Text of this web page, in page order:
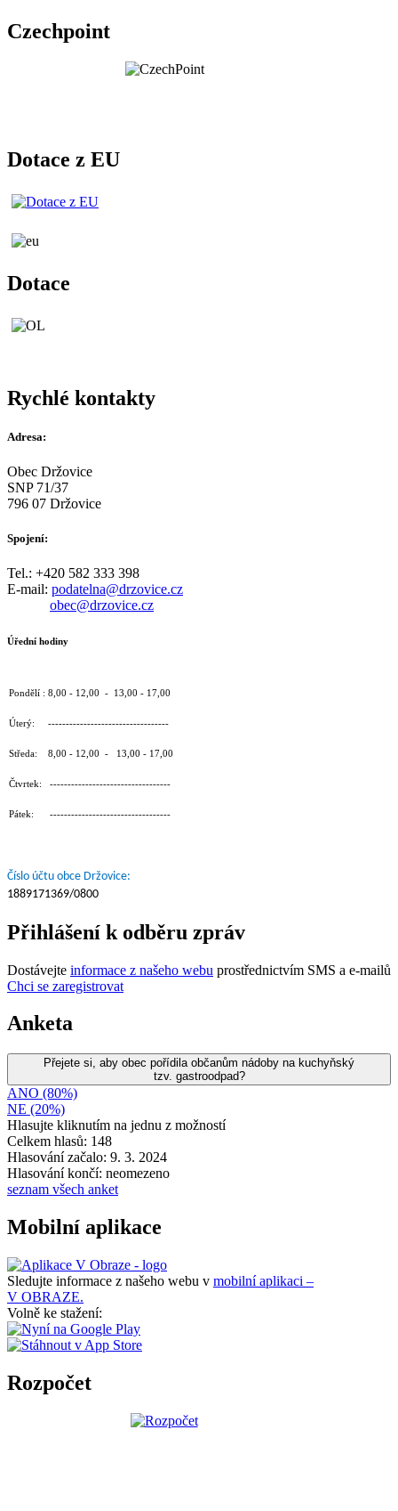
Czechpoint
Dotace z EU
Dotace
Rychlé kontakty
Adresa:
Obec Držovice
SNP 71/37
796 07 Držovice
Spojení:
Tel.: +420 582 333 398
E-mail: podatelna@drzovice.cz
obec@drzovice.cz
Úřední hodiny
Pondělí : 8,00 - 12,00 - 13,00 - 17,00
Úterý: ----------------------------------
Středa: 8,00 - 12,00 - 13,00 - 17,00
Čtvrtek: ----------------------------------
Pátek: ----------------------------------
Číslo účtu obce Držovice:
1889171369/0800
Přihlášení k odběru zpráv
Dostávejte informace z našeho webu prostřednictvím SMS a e-mailů
Chci se zaregistrovat
Anketa
Přejete si, aby obec pořídila občanům nádoby na kuchyňský
tzv. gastroodpad?
ANO (80%)
NE (20%)
Hlasujte kliknutím na jednu z možností
Celkem hlasů: 148
Hlasování začalo: 9. 3. 2024
Hlasování končí: neomezeno
seznam všech anket
Mobilní aplikace
Sledujte informace z našeho webu v mobilní aplikaci –
V OBRAZE.
Volně ke stažení:
Rozpočet